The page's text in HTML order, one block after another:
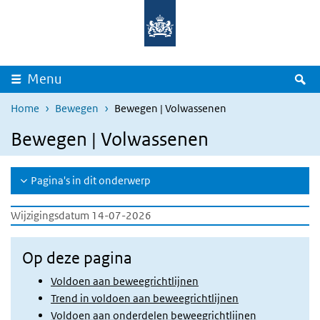
Overslaan en naar de inhoud gaan
Menu
Home Bewegen Bewegen | Volwassenen
Bewegen | Volwassenen
Pagina's in dit onderwerp
Wijzigingsdatum 14-07-2026
Op deze pagina
Voldoen aan beweegrichtlijnen
Trend in voldoen aan beweegrichtlijnen
Voldoen aan onderdelen beweegrichtlijnen